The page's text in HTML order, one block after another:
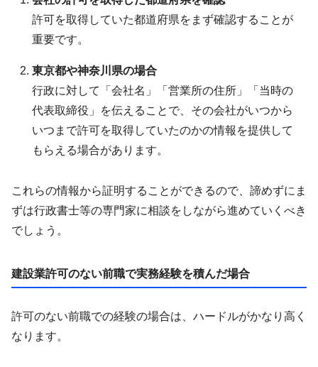
許可を取得していた都道府県をまず確認することが
重要です。
東京都や神奈川県の場合
行政に対して「会社名」「営業所の住所」「当時の
代表取締役」を伝えることで、その会社がいつから
いつまで許可を取得していたのかの情報を提供して
もらえる場合があります。
これらの情報から証明することができるので、諦めずにま
ずは行政書士等の専門家に相談をしながら進めていくべき
でしょう。
建設業許可のない前職で実務経験を積んだ場合
許可のない前職での経験の場合は、ハードルがかなり高く
なります。